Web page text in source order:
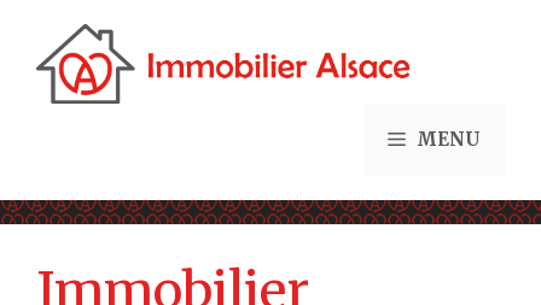
contenu
MENU
Immobilier